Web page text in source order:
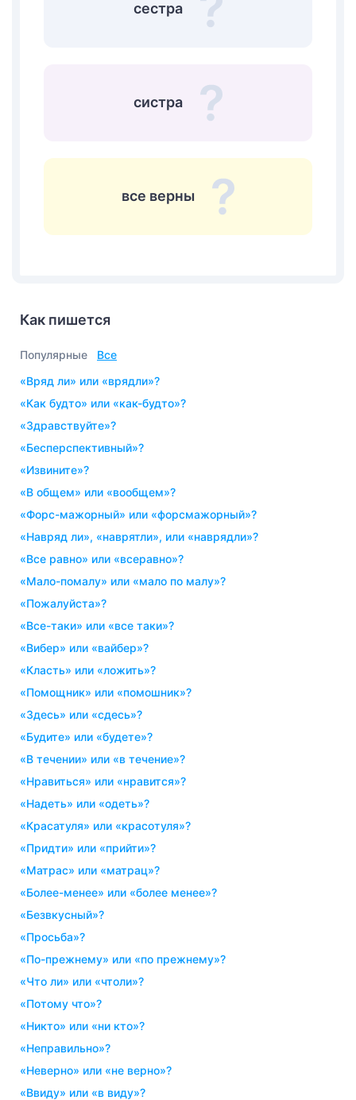
сестра
систра
все верны
Как пишется
Популярные
Все
«вряд ли» или «врядли»?
«как будто» или «как-будто»?
«здравствуйте»?
«бесперспективный»?
«извините»?
«в общем» или «вообщем»?
«форс-мажорный» или «форсмажорный»?
«навряд ли», «наврятли», или «наврядли»?
«все равно» или «всеравно»?
«мало-помалу» или «мало по малу»?
«пожалуйста»?
«все-таки» или «все таки»?
«вибер» или «вайбер»?
«класть» или «ложить»?
«помощник» или «помошник»?
«здесь» или «сдесь»?
«будите» или «будете»?
«в течении» или «в течение»?
«нравиться» или «нравится»?
«надеть» или «одеть»?
«красатуля» или «красотуля»?
«придти» или «прийти»?
«матрас» или «матрац»?
«более-менее» или «более менее»?
«безвкусный»?
«просьба»?
«по-прежнему» или «по прежнему»?
«что ли» или «чтоли»?
«потому что»?
«никто» или «ни кто»?
«неправильно»?
«неверно» или «не верно»?
«ввиду» или «в виду»?